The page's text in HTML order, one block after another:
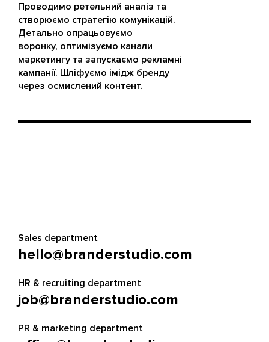
Проводимо ретельний аналіз та
створюємо стратегію комунікацій.
Детально опрацьовуємо
воронку, оптимізуємо канали
маркетингу та запускаємо рекламні
кампанії. Шліфуємо імідж бренду
через осмислений контент.
Sales department
hello@branderstudio.com
HR & recruiting department
job@branderstudio.com
PR & marketing department